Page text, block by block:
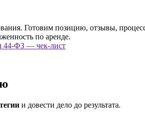
44-ФЗ — чек-лист
и довести дело до результата.